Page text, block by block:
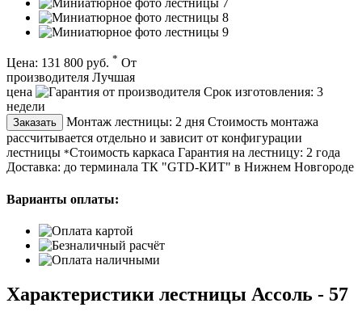
Цена: 131 800 руб. * От
производителя Лучшая
цена
Срок изготовления: 3
недели
Заказать Монтаж лестницы: 2 дня Стоимость монтажа
рассчитывается отдельно и зависит от конфигурации
лестницы *Стоимость каркаса Гарантия на лестницу: 2 года
Доставка: до терминала ТК "GTD-КИТ" в Нижнем Новгороде
Варианты оплаты:
Характеристики лестницы Ассоль - 57